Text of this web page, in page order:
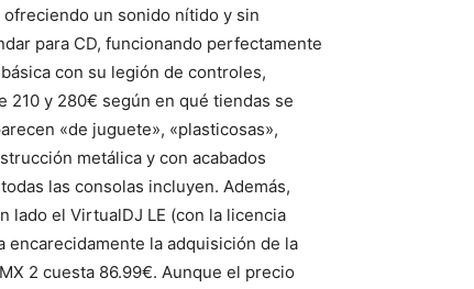
ofreciendo un sonido nítido y sin
para CD, funcionando perfectamente
con su legión de controles,
210 y 280€ según en qué tiendas se
«de juguete», «plasticosas»,
metálica y con acabados
las consolas incluyen. Además,
lado el VirtualDJ LE (con la licencia
encarecidamente la adquisición de la
2 cuesta 86.99€. Aunque el precio